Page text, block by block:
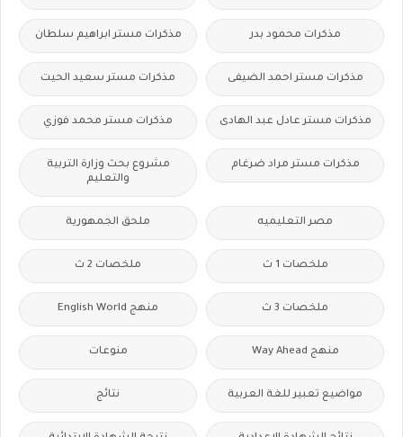
مذكرات محمود بدر مذكرات مستر ابراهيم سلطان
مذكرات مستر احمد الضيفى مذكرات مستر سعيد الحيت
مذكرات مستر عادل عبد الهادى مذكرات مستر محمد فوزي
مذكرات مستر مراد ضرغام
مشروع بحث وزارة التربية
والتعليم
مصر التعليميه ملحق الجمهورية
ملخصات 1 ث ملخصات 2 ث
ملخصات 3 ث منهج English World
منهج Way Ahead منوعات
مواضيع تعبير للغة العربية نتائج